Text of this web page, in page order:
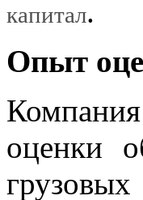
капитал.
Опыт
оценки